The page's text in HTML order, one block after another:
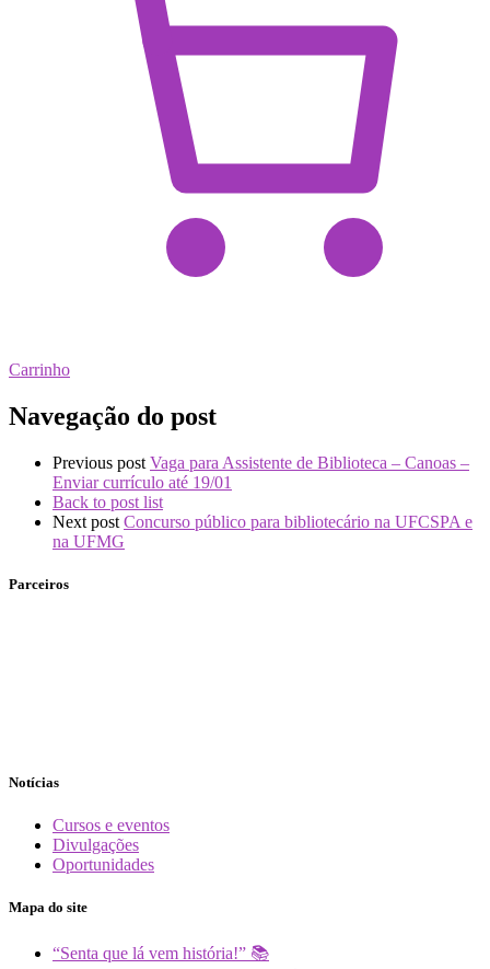
Carrinho
Navegação do post
Previous post Vaga para Assistente de Biblioteca – Canoas –
Enviar currículo até 19/01
Back to post list
Next post Concurso público para bibliotecário na UFCSPA e
na UFMG
Parceiros
Notícias
Cursos e eventos
Divulgações
Oportunidades
Mapa do site
“Senta que lá vem história!” 📚